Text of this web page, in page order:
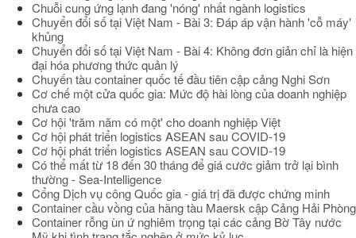
Chuỗi cung ứng lạnh đang 'nóng' nhất ngành logistics
Chuyển đổi số tại Việt Nam - Bài 3: Đáp áp vận hành 'cỗ máy'
khủng
Chuyển đổi số tại Việt Nam - Bài 4: Không đơn giản chỉ là hiện
đại hóa phương thức quản lý
Chuyến tàu container quốc tế đầu tiên cập cảng Nghi Sơn
Cơ chế một cửa quốc gia: Mức độ hài lòng của doanh nghiệp
chưa cao
Cơ hội 'trăm năm có một' cho doanh nghiệp Việt
Cơ hội phát triển logistics ASEAN sau COVID-19
Cơ hội phát triển logistics ASEAN sau COVID-19
Có thể mất từ 18 đến 30 tháng để giá cước giảm trở lại bình
thường - Sea-Intelligence
Cổng Dịch vụ công Quốc gia - giá trị đã được chứng minh
Container cầu vồng của hãng tàu Maersk cập Cảng Hải Phòng
Container rỗng ùn ứ nghiêm trọng tại các cảng Bờ Tây nước